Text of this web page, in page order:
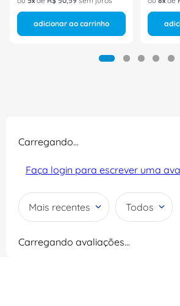
adicionar ao carrinho
Carregando…
Faça login para escrever uma
Mais recentes Todos
Carregando avaliações…